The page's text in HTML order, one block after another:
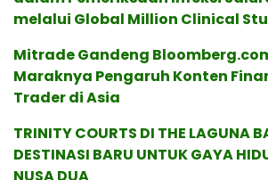
melalui Global Million Clinical
Mitrade Gandeng
Maraknya Pengaruh Konten
Trader di Asia
TRINITY COURTS DI THE LAGUNA
DESTINASI BARU UNTUK GAYA